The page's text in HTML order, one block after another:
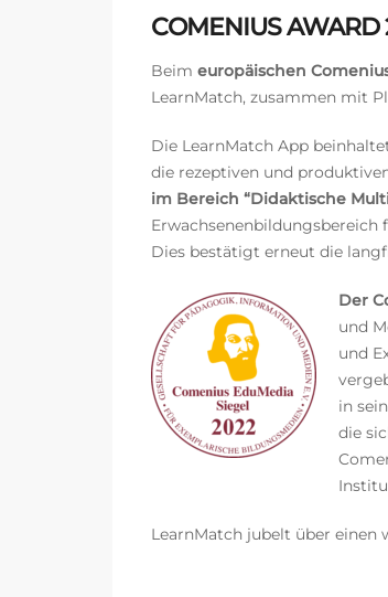
COMENIUS AWARD
Beim europäischen
LearnMatch, zusammen mit
Die LearnMatch App
die rezeptiven und
im Bereich “Didaktische
Erwachsenenbildungsbereich
Dies bestätigt erneut die
Der
und
und
in
die
LearnMatch jubelt über einen